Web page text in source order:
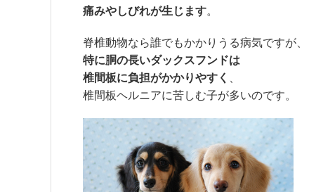
痛みやしびれが生じます。
脊椎動物なら誰でもかかりうる病気ですが、
特に胴の長いダックスフンドは
椎間板に負担がかかりやすく
椎間板ヘルニアに苦しむ子が多いのです。